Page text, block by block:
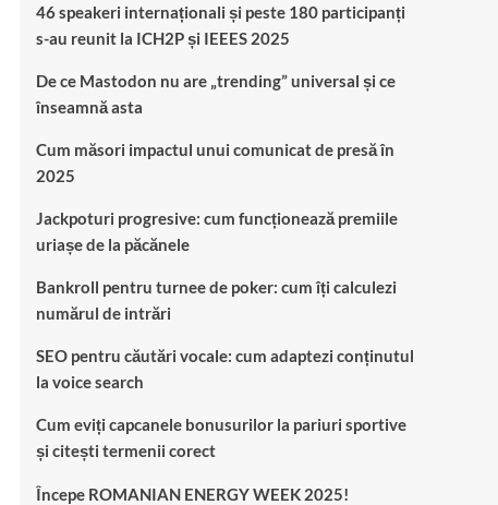
46 speakeri internaționali și peste 180 participanți
s-au reunit la ICH2P și IEEES 2025
De ce Mastodon nu are „trending” universal și ce
înseamnă asta
Cum măsori impactul unui comunicat de presă în
2025
Jackpoturi progresive: cum funcționează premiile
uriașe de la păcănele
Bankroll pentru turnee de poker: cum îți calculezi
numărul de intrări
SEO pentru căutări vocale: cum adaptezi conținutul
la voice search
Cum eviți capcanele bonusurilor la pariuri sportive
și citești termenii corect
Începe ROMANIAN ENERGY WEEK 2025!